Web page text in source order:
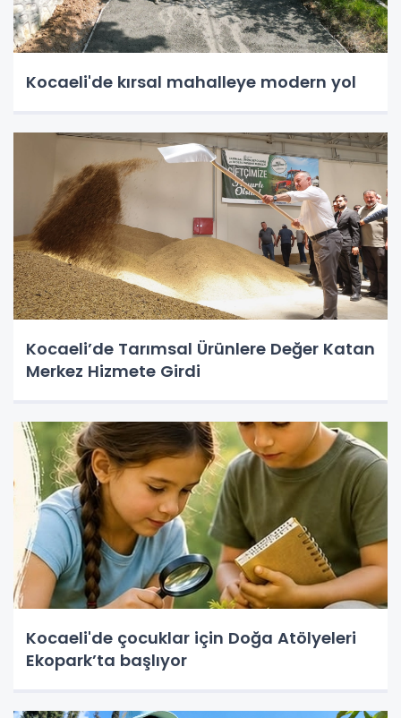
Kocaeli'de kırsal mahalleye modern yol
Kocaeli’de Tarımsal Ürünlere Değer Katan
Merkez Hizmete Girdi
Kocaeli'de çocuklar için Doğa Atölyeleri
Ekopark’ta başlıyor